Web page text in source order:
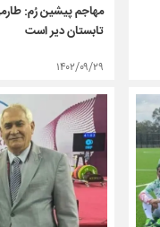
مهاجم پیشین رُم: طارمی
تابستان دیر است
۱۴۰۲/۰۹/۲۹